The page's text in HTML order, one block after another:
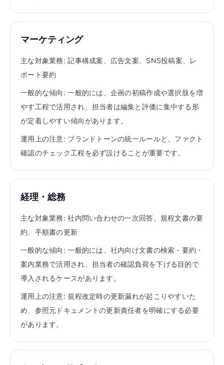
マーケティング
主な対象業務:記事構成案、広告文案、SNS投稿案、レ
ポート要約
一般的な傾向:一般的には、企画の初稿作成や選択肢を増
やす工程で活用され、担当者は編集と評価に集中する形
が定着しやすい傾向があります。
運用上の注意: ブランドトーンの統一ルールと、ファクト
確認のチェック工程を必ず設けることが重要です。
経理・総務
主な対象業務:社内問い合わせの一次回答、規程文書の要
約、手順書の更新
一般的な傾向:一般的には、社内向け文書の検索・要約・
案内業務で活用され、担当者の確認負荷を下げる目的で
導入されるケースがあります。
運用上の注意: 規程改定時の更新漏れが起こりやすいた
め、参照元ドキュメントの更新責任者を明確にする必要
があります。